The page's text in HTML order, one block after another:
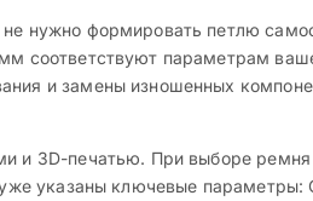
нужно формировать петлю
соответствуют параметрам
и замены изношенных
и 3D-печатью. При выборе
уже указаны ключевые